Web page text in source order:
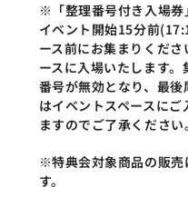
※「整理番号付き入場券
イベント開始15分前
ース前にお集まりくだ
ースに入場いたします
番号が無効となり、最
はイベントスペースに
ますのでご了承ください。
※特典会対象商品の販売
す。